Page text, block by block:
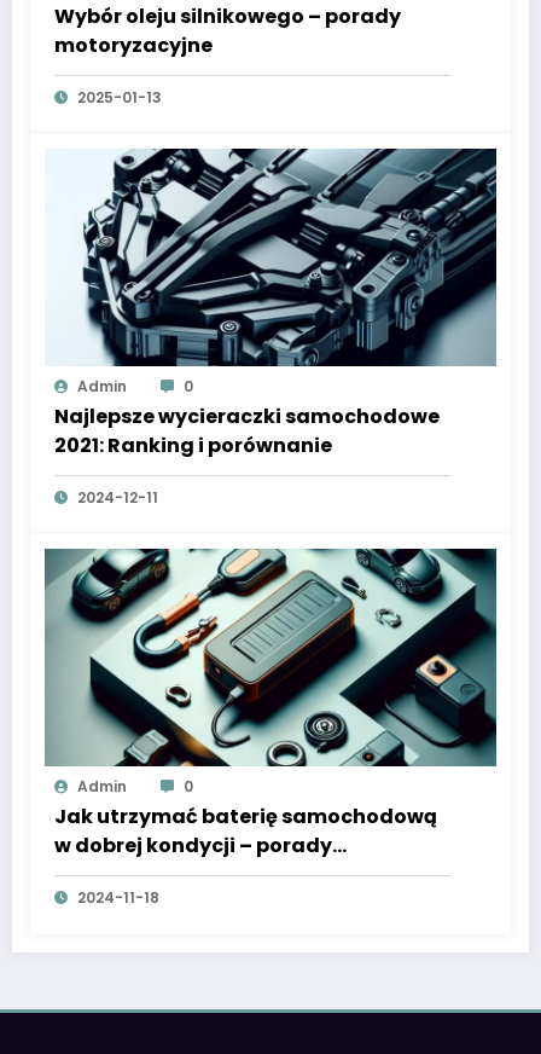
Wybór oleju silnikowego – porady
motoryzacyjne
2025-01-13
Admin 0
Najlepsze wycieraczki samochodowe
2021: Ranking i porównanie
2024-12-11
Admin 0
Jak utrzymać baterię samochodową
w dobrej kondycji – porady
motoryzacyjne
2024-11-18